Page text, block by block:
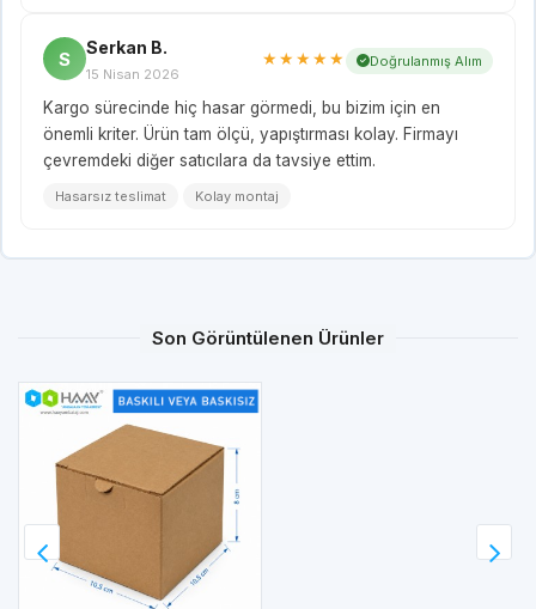
S
Serkan B.
15 Nisan 2026
★★★★★ Doğrulanmış Alım
Kargo sürecinde hiç hasar görmedi, bu bizim için en
önemli kriter. Ürün tam ölçü, yapıştırması kolay. Firmayı
çevremdeki diğer satıcılara da tavsiye ettim.
Hasarsız teslimat Kolay montaj
Son Görüntülenen Ürünler